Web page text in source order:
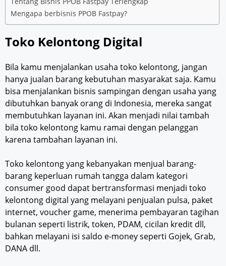
Mengapa berbisnis PPOB Fastpay?
Toko Kelontong Digital
Bila kamu menjalankan usaha toko kelontong, jangan
hanya jualan barang kebutuhan masyarakat saja. Kamu
bisa menjalankan bisnis sampingan dengan usaha yang
dibutuhkan banyak orang di Indonesia, mereka sangat
membutuhkan layanan ini. Akan menjadi nilai tambah
bila toko kelontong kamu ramai dengan pelanggan
karena tambahan layanan ini.
Toko kelontong yang kebanyakan menjual barang-
barang keperluan rumah tangga dalam kategori
consumer good dapat bertransformasi menjadi toko
kelontong digital yang melayani penjualan pulsa, paket
internet, voucher game, menerima pembayaran tagihan
bulanan seperti listrik, token, PDAM, cicilan kredit dll,
bahkan melayani isi saldo e-money seperti Gojek, Grab,
DANA dll.